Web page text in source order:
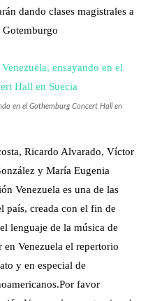
dando clases magistrales a
Gotemburgo
en el Gothemburg Concert Hall en
Ricardo Alvarado, Víctor
y María Eugenia
Venezuela es una de las
país, creada con el fin de
lenguaje de la música de
en Venezuela el repertorio
y en especial de
Por favor